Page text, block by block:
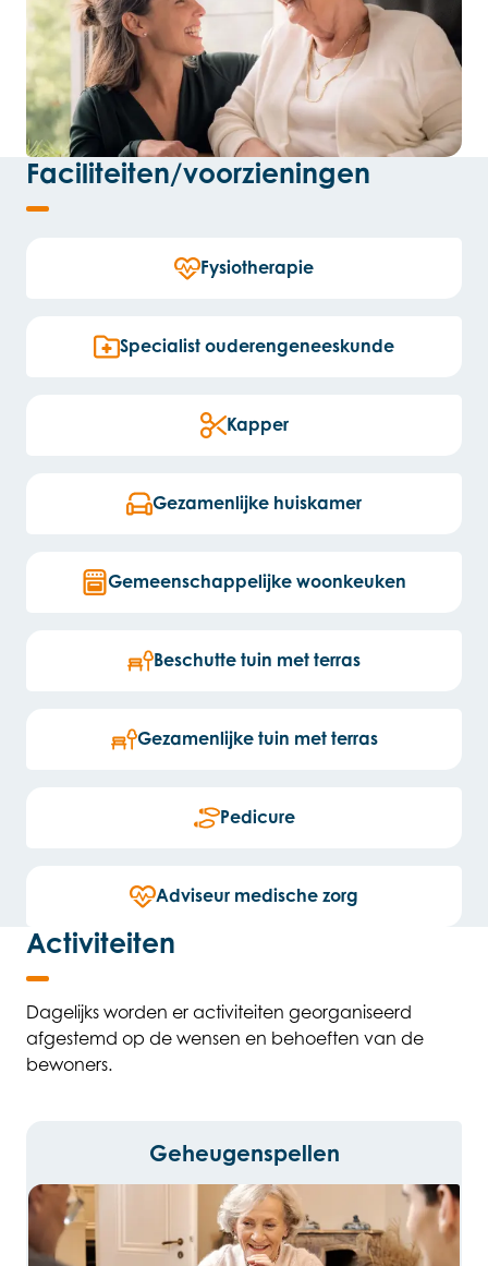
Faciliteiten/voorzieningen
Fysiotherapie
Specialist ouderengeneeskunde
Kapper
Gezamenlijke huiskamer
Gemeenschappelijke woonkeuken
Beschutte tuin met terras
Gezamenlijke tuin met terras
Pedicure
Adviseur medische zorg
Activiteiten
Dagelijks worden er activiteiten georganiseerd
afgestemd op de wensen en behoeften van de
bewoners.
Geheugenspellen